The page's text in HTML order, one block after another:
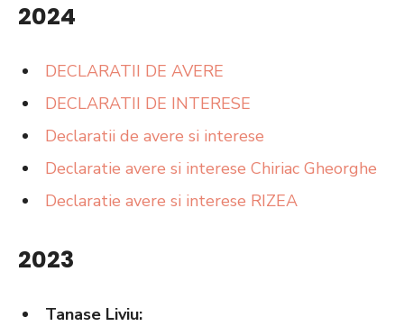
2024
DECLARATII DE AVERE
DECLARATII DE INTERESE
Declaratii de avere si interese
Declaratie avere si interese Chiriac Gheorghe
Declaratie avere si interese RIZEA
2023
Tanase Liviu: